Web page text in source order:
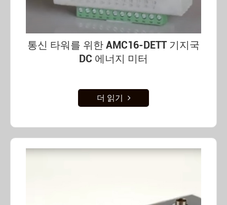
통신 타워를 위한 AMC16-DETT 기지국
DC 에너지 미터
더 읽기